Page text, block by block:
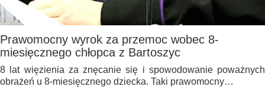
Prawomocny wyrok za przemoc wobec 8-
miesięcznego chłopca z Bartoszyc
8 lat więzienia za znęcanie się i spowodowanie poważnych
obrażeń u 8-miesięcznego dziecka. Taki prawomocny…